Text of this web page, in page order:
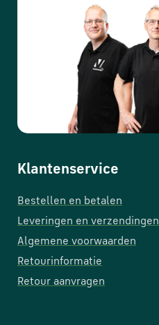
Klantenservice
Bestellen en betalen
Leveringen en verzendingen
Algemene voorwaarden
Retourinformatie
Retour aanvragen